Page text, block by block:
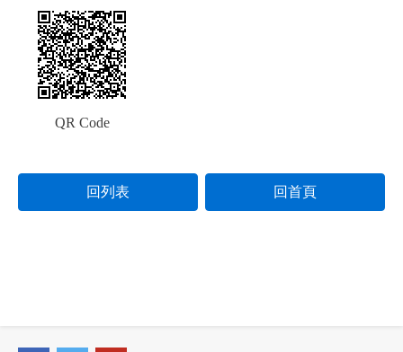
QR Code
回列表 回首頁